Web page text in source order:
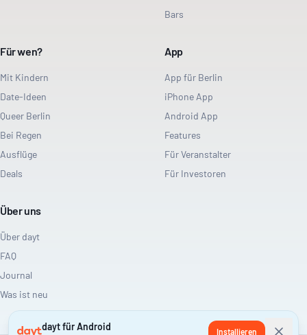
Bars
Für wen?
Mit Kindern
Date-Ideen
Queer Berlin
Bei Regen
Ausflüge
Deals
App
App für Berlin
iPhone App
Android App
Features
Für Veranstalter
Für Investoren
Über uns
Über dayt
FAQ
Journal
Was ist neu
dayt für Android Installieren